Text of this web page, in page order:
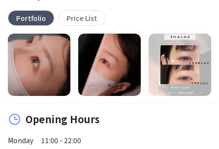
Portfolio Price List
Opening Hours
Monday 11:00 - 22:00